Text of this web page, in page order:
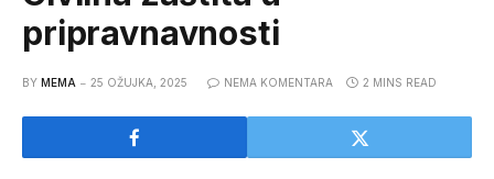
pripravnavnosti
BY MEMA 25 OŽUJKA, 2025 NEMA KOMENTARA 2 MINS READ